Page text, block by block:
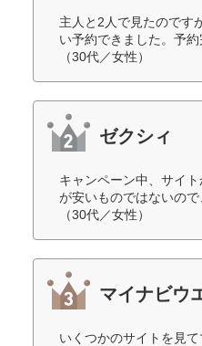
主人と2人で見たのです
い予約できました。予
（30代／女性）
ゼクシィ
キャンペーン中、サイ
が安いものではないの
（30代／女性）
マイナビウ
いくつかのサイトを見